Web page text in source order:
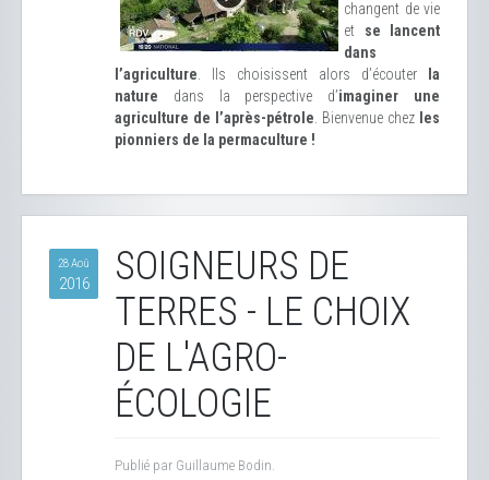
changent de vie
et se lancent
dans
l’agriculture . Ils choisissent alors d’écouter
la
nature dans la perspective d’imaginer une
agriculture de l’après-pétrole . Bienvenue chez les
pionniers de la permaculture !
28 Aoû
2016
SOIGNEURS DE
TERRES - LE CHOIX
DE L'AGRO-
ÉCOLOGIE
Publié par Guillaume Bodin.